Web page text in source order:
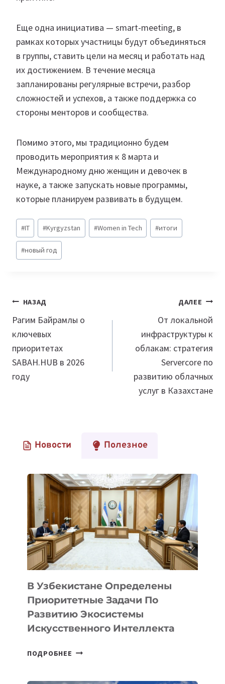
Еще одна инициатива — smart-meeting, в
рамках которых участницы будут объединяться
в группы, ставить цели на месяц и работать над
их достижением. В течение месяца
запланированы регулярные встречи, разбор
сложностей и успехов, а также поддержка со
стороны менторов и сообщества.
Помимо этого, мы традиционно будем
проводить мероприятия к 8 марта и
Международному дню женщин и девочек в
науке, а также запускать новые программы,
которые планируем развивать в будущем.
Метки
записи:
#IT #Kyrgyzstan #Women in Tech #итоги
#новый год
Навигация
по
записям
НАЗАД
Рагим Байрамлы о
ключевых
приоритетах
SABAH.HUB в 2026
году
ДАЛЕЕ
От локальной
инфраструктуры к
облакам: стратегия
Servercore по
развитию облачных
услуг в Казахстане
Новости Полезное
В Узбекистане Определены
Приоритетные Задачи По
Развитию Экосистемы
Искусственного Интеллекта
ПОДРОБНЕЕ В